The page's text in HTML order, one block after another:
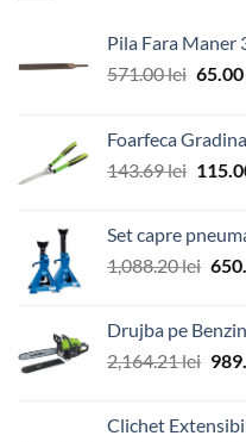
Pila Fara Maner
571.00lei Prețul
fost:
65.00
Foarfeca
143.69lei Prețul
fost:
Set capre
1,088.20lei
fost:
Drujba pe
2,164.21lei
fost:
Clichet